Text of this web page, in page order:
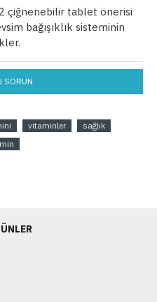
SORUN
çiğnenebilir tablet önerisi
bağışıklık sisteminin
vitaminler
sağlık